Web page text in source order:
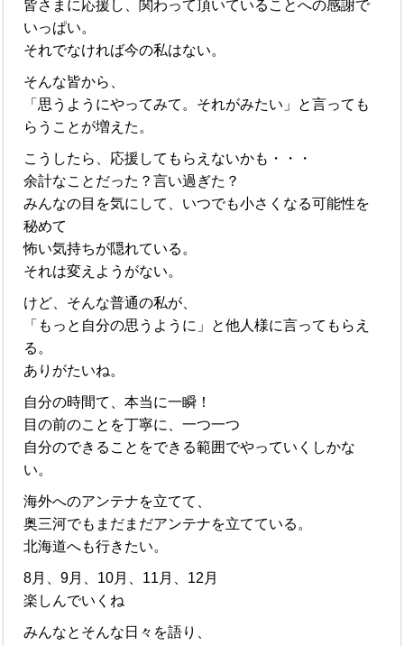
皆さまに応援し、関わって頂いていることへの感謝で
いっぱい。
それでなければ今の私はない。
そんな皆から、
「思うようにやってみて。それがみたい」と言っても
らうことが増えた。
こうしたら、応援してもらえないかも・・・
余計なことだった？言い過ぎた？
みんなの目を気にして、いつでも小さくなる可能性を
秘めて
怖い気持ちが隠れている。
それは変えようがない。
けど、そんな普通の私が、
「もっと自分の思うように」と他人様に言ってもらえ
る。
ありがたいね。
自分の時間て、本当に一瞬！
目の前のことを丁寧に、一つ一つ
自分のできることをできる範囲でやっていくしかな
い。
海外へのアンテナを立てて、
奥三河でもまだまだアンテナを立てている。
北海道へも行きたい。
8月、9月、10月、11月、12月
楽しんでいくね
みんなとそんな日々を語り、